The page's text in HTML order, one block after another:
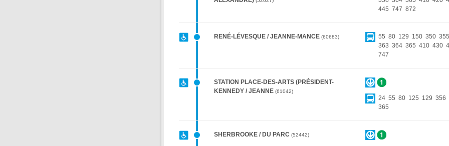
445 747 872
RENÉ-LÉVESQUE / JEANNE-MANCE 60683 55 80 129 150 350 355
363 364 365 410 430
747
STATION PLACE-DES-ARTS (PRÉSIDENT-
KENNEDY / JEANNE 61042
24 55 80 125 129 356
365
SHERBROOKE / DU PARC 52442